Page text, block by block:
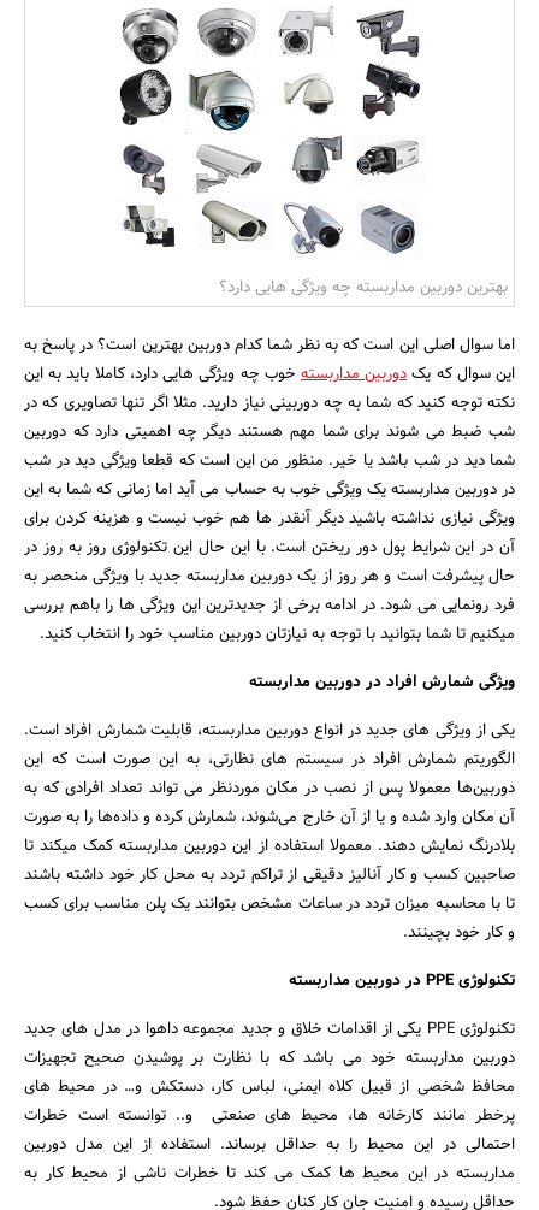
بانک، بیمه و سرمایه
مسکن و ساختمان
جستجو
بهترین دوربین مداربسته چه ویژگی هایی دارد؟
اما سوال اصلی این است که به نظر شما کدام دوربین بهترین است؟ در پاسخ به
این سوال که یکدوربین مداربسته خوب چه ویژگی هایی دارد، کاملا باید به این
نکته توجه کنید که شما به چه دوربینی نیاز دارید. مثلا اگر تنها تصاویری که در
شب ضبط می شوند برای شما مهم هستند دیگر چه اهمیتی دارد که دوربین
شما دید در شب باشد یا خیر. منظور من این است که قطعا ویژگی دید در شب
در دوربین مداربسته یک ویژگی خوب به حساب می آید اما زمانی که شما به این
ویژگی نیازی نداشته باشید دیگر آنقدر ها هم خوب نیست و هزینه کردن برای
آن در این شرایط پول دور ریختن است. با این حال این تکنولوژی روز به روز در
حال پیشرفت است و هر روز از یک دوربین مداربسته جدید با ویژگی منحصر به
فرد رونمایی می شود. در ادامه برخی از جدیدترین این ویژگی ها را باهم بررسی
میکنیم تا شما بتوانید با توجه به نیازتان دوربین مناسب خود را انتخاب کنید.
ویژگی شمارش افراد در دوربین مداربسته
یکی از ویژگی های جدید در انواع دوربین مداربسته، قابلیت شمارش افراد است.
الگوریتم شمارش افراد در سیستم های نظارتی، به این صورت است که این
دوربین‌ها معمولا پس از نصب در مکان موردنظر می تواند تعداد افرادی که به
آن مکان وارد شده و یا از آن خارج می‌‎‌شوند، شمارش کرده و داده‌ها را به صورت
بلادرنگ نمایش دهند. معمولا استفاده از این دوربین مداربسته کمک میکند تا
صاحبین کسب و کار آنالیز دقیقی از تراکم تردد به محل کار خود داشته باشند
تا با محاسبه میزان تردد در ساعات مشخص بتوانند یک پلن مناسب برای کسب
و کار خود بچینند.
تکنولوژی PPE در دوربین مداربسته
تکنولوژی PPE یکی از اقدامات خلاق و جدید مجموعه داهوا در مدل های جدید
دوربین مداربسته خود می باشد که با نظارت بر پوشیدن صحیح تجهیزات
محافظ شخصی از قبیل کلاه ایمنی، لباس کار، دستکش و… در محیط های
پرخطر مانند کارخانه ها، محیط های صنعتی و.. توانسته است خطرات
احتمالی در این محیط را به حداقل برساند. استفاده از این مدل دوربین
مداربسته در این محیط ها کمک می کند تا خطرات ناشی از محیط کار به
حداقل رسیده و امنیت جان کار کنان حفظ شود.